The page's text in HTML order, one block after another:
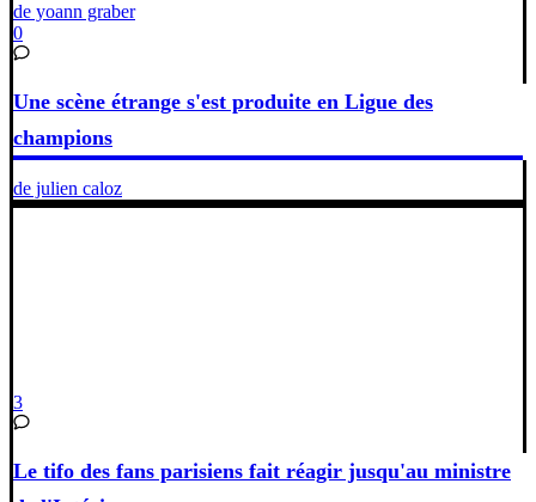
de yoann graber
0
Une scène étrange s'est produite en Ligue des
champions
de julien caloz
3
Le tifo des fans parisiens fait réagir jusqu'au ministre